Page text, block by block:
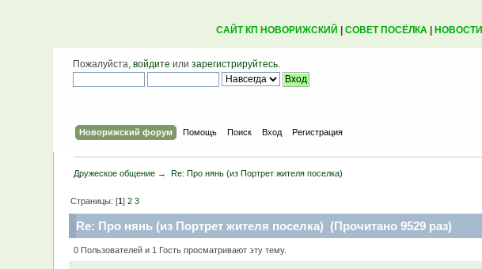
САЙТ КП НОВОРИЖСКИЙ СОВЕТ ПОСЁЛКА| НОВОСТИ
Пожалуйста,войдите илизарегистрируйтесь.
Новорижский форум Помощь Поиск Вход Регистрация
Дружеское общение → Re: Про нянь (из Портрет жителя поселка)
Страницы: [1]2 3
Re: Про нянь (из Портрет жителя поселка) (Прочитано 9529 раз)
0 Пользователей и 1 Гость просматривают эту тему.